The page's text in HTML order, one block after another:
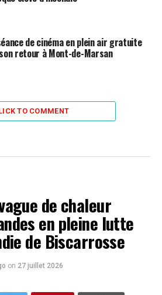
de cinéma en plein air gratuite
retour à Mont-de-Marsan
TO COMMENT
de chaleur
en pleine lutte
de Biscarrosse
on 27 juillet 2026